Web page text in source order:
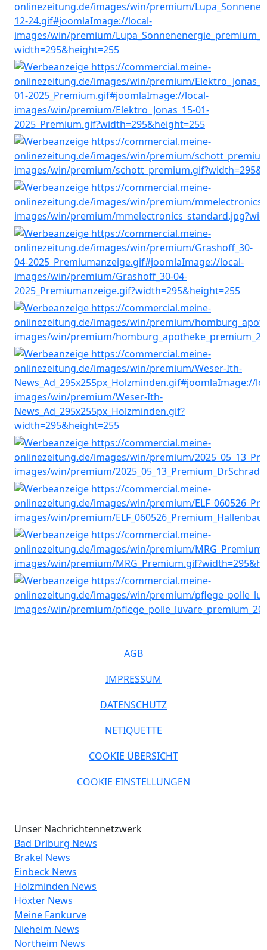
AGB
IMPRESSUM
DATENSCHUTZ
NETIQUETTE
COOKIE ÜBERSICHT
COOKIE EINSTELLUNGEN
Unser Nachrichtennetzwerk
Bad Driburg News
Brakel News
Einbeck News
Holzminden News
Höxter News
Meine Fankurve
Nieheim News
Northeim News